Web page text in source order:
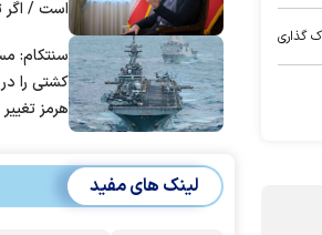
گذاری
است / اگر
مردم
کشتی را
هرمز
لینک های مفید